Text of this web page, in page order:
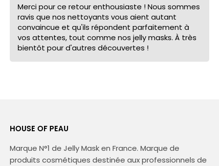
Merci pour ce retour enthousiaste ! Nous sommes
ravis que nos nettoyants vous aient autant
convaincue et qu'ils répondent parfaitement à
vos attentes, tout comme nos jelly masks. À très
bientôt pour d'autres découvertes !
HOUSE OF PEAU
Marque N°1 de Jelly Mask en France. Marque de
produits cosmétiques destinée aux professionnels de